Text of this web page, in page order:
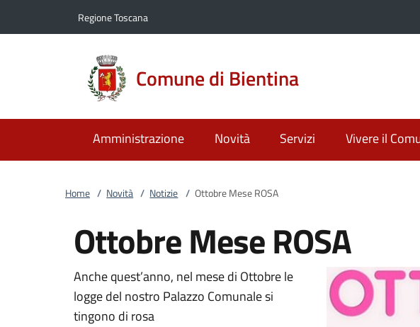
Regione Toscana
Comune di Bientina
Amministrazione Novità Servizi Vivere il
Home / Novità / Notizie / Ottobre Mese ROSA
Ottobre Mese ROSA
Anche quest’anno, nel mese di Ottobre le
logge del nostro Palazzo Comunale si
tingono di rosa